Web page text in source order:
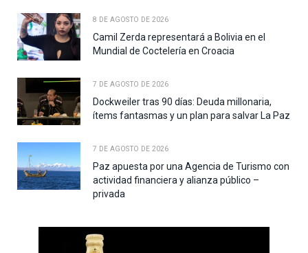
8 DE AGOSTO DE 2026
Camil Zerda representará a Bolivia en el
Mundial de Coctelería en Croacia
7 DE AGOSTO DE 2026
Dockweiler tras 90 días: Deuda millonaria,
ítems fantasmas y un plan para salvar La Paz
7 DE AGOSTO DE 2026
Paz apuesta por una Agencia de Turismo con
actividad financiera y alianza público –
privada